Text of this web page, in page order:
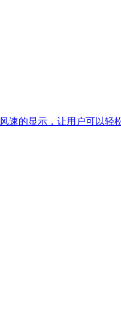
的显示，让用户可以轻